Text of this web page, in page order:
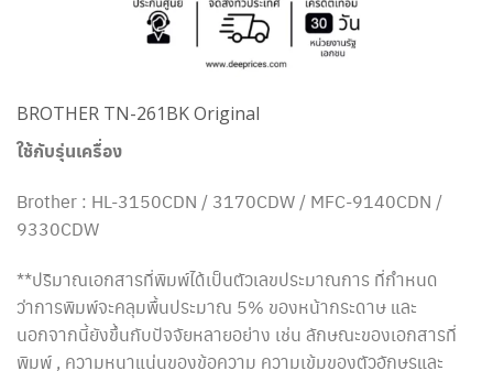
BROTHER TN-261BK Original
ใช้กับรุ่นเครื่อง
Brother : HL-3150CDN / 3170CDW / MFC-9140CDN /
9330CDW
**ปริมาณเอกสารที่พิมพ์ได้เป็นตัวเลขประมาณการ ที่กำหนด
ว่าการพิมพ์จะคลุมพื้นประมาณ 5% ของหน้ากระดาษ และ
นอกจากนี้ยังขึ้นกับปัจจัยหลายอย่าง เช่น ลักษณะของเอกสารที่
พิมพ์ , ความหนาแน่นของข้อความ ความเข้มของตัวอักษรและ